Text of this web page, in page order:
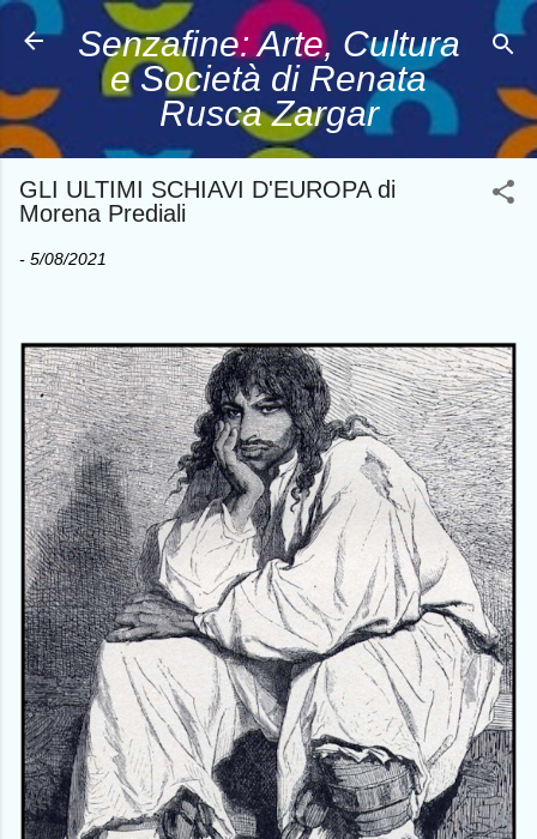
Passa ai contenuti principali
Senzafine: Arte, Cultura
e Società di Renata
Rusca Zargar
GLI ULTIMI SCHIAVI D'EUROPA di
Morena Prediali
- 5/08/2021